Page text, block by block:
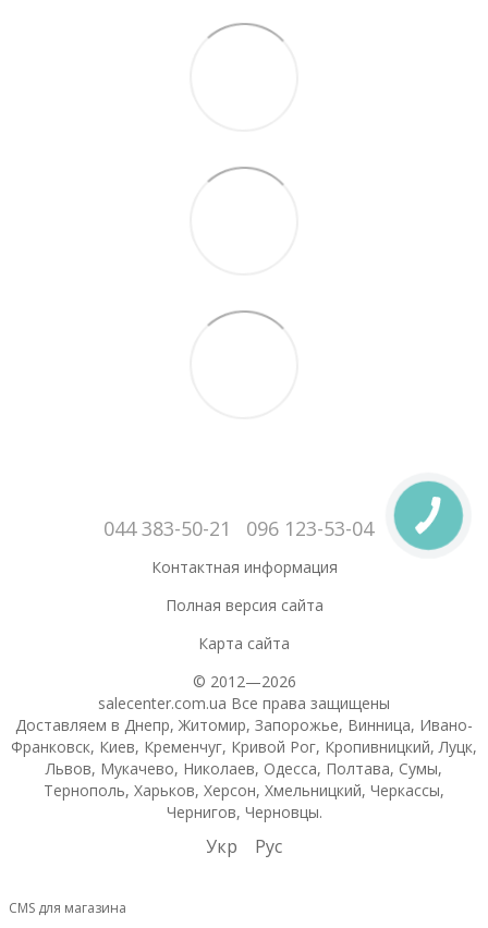
044 383-50-21 096 123-53-04
Контактная информация
Полная версия сайта
Карта сайта
© 2012—2026
salecenter.com.ua Все права защищены
Доставляем в Днепр, Житомир, Запорожье, Винница, Ивано-
Франковск, Киев, Кременчуг, Кривой Рог, Кропивницкий, Луцк,
Львов, Мукачево, Николаев, Одесса, Полтава, Сумы,
Тернополь, Харьков, Херсон, Хмельницкий, Черкассы,
Чернигов, Черновцы.
Укр Рус
CMS для магазина